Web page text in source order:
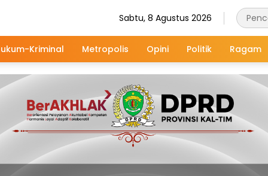
Sabtu, 8 Agustus 2026
Kriminal Metropolis Opini Politik Ragam